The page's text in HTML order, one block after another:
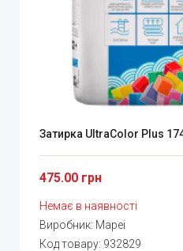
Затирка UltraColor Plus
475.00 грн
Немає в наявності
Виробник: Mapei
Код товару: 932829